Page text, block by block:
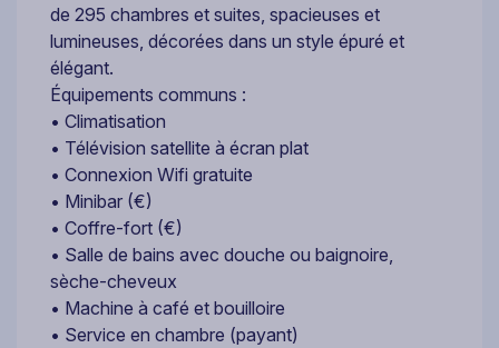
de 295 chambres et suites, spacieuses et
lumineuses, décorées dans un style épuré et
élégant.
Équipements communs :
• Climatisation
• Télévision satellite à écran plat
• Connexion Wifi gratuite
• Minibar (€)
• Coffre-fort (€)
• Salle de bains avec douche ou baignoire,
sèche-cheveux
• Machine à café et bouilloire
• Service en chambre (payant)